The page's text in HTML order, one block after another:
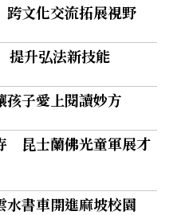
文化交流拓展視野
升弘法新技能
子愛上閱讀妙方
昆士蘭佛光童軍展才
書車開進麻坡校園